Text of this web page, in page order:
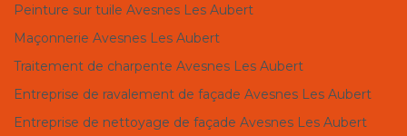
Peinture sur tuile Avesnes Les Aubert
Maçonnerie Avesnes Les Aubert
Traitement de charpente Avesnes Les Aubert
Entreprise de ravalement de façade Avesnes Les Aubert
Entreprise de nettoyage de façade Avesnes Les Aubert